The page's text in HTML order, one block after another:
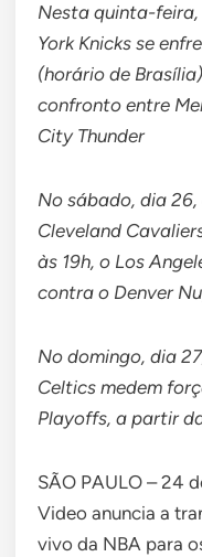
Nesta quinta-
York Knicks se
(horário de
confronto entre
City Thunder
No sábado, dia
Cleveland
às 19h, o Los
contra o Denver
No domingo, dia
Celtics medem
Playoffs, a partir
SÃO PAULO – 24
Video anuncia a
vivo da NBA para